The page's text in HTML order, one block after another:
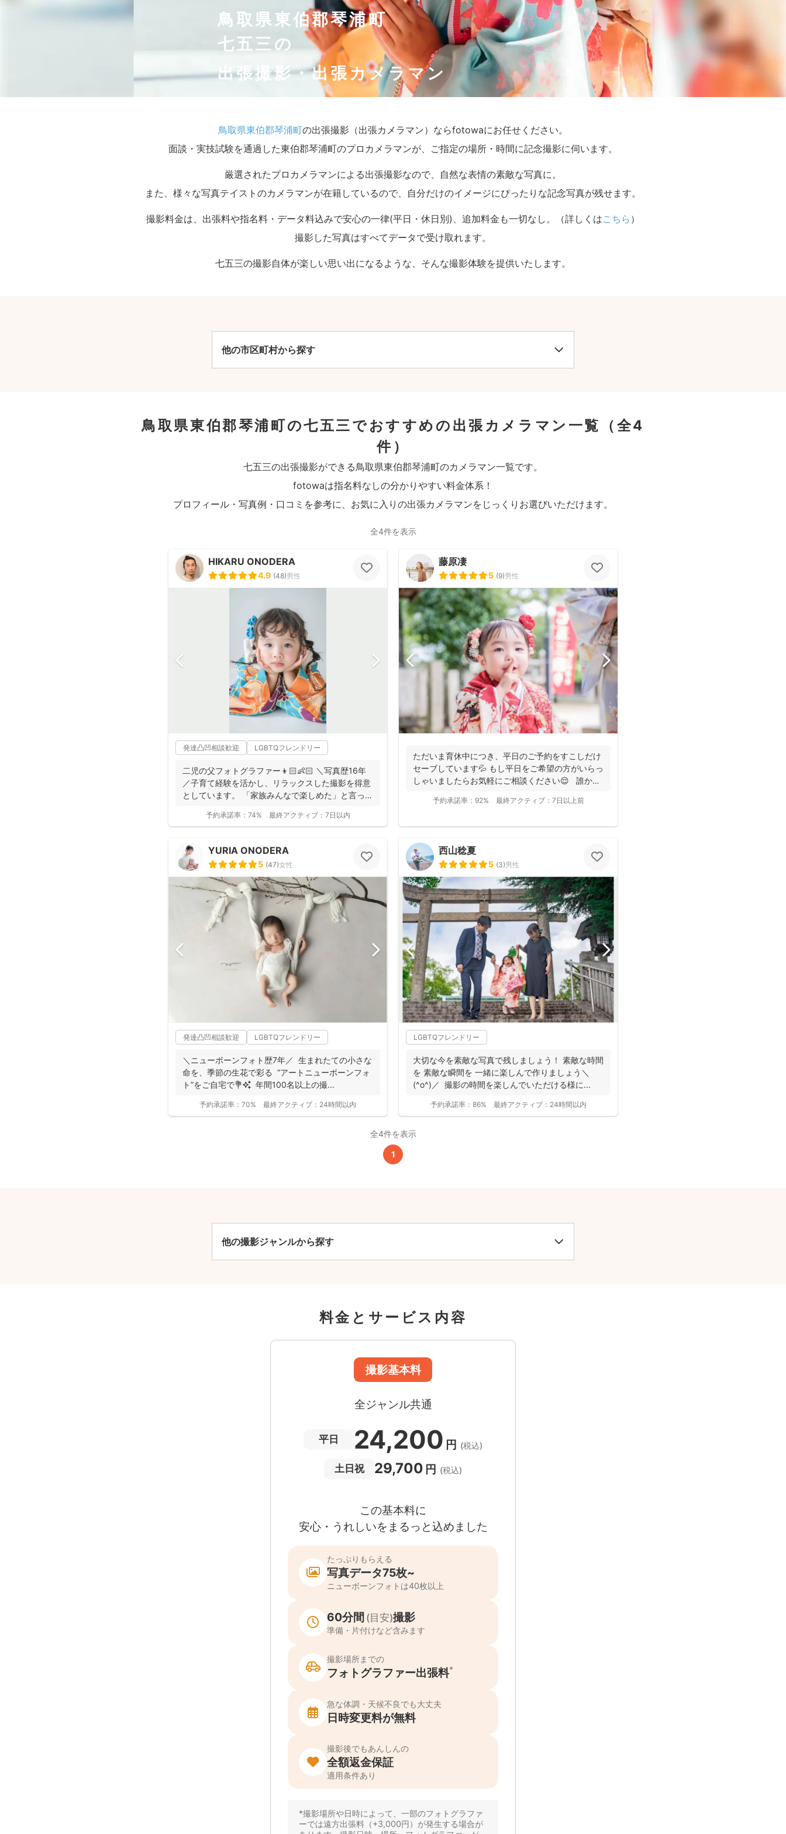
鳥取県東伯郡琴浦町
七五三の
出張撮影・出張カメラマン
鳥取県東伯郡琴浦町の出張撮影（出張カメラマン）ならfotowaにお任せください。
面談・実技試験を通過した東伯郡琴浦町のプロカメラマンが、ご指定の場所・時間に記念撮影に伺います。
厳選されたプロカメラマンによる出張撮影なので、自然な表情の素敵な写真に。
また、様々な写真テイストのカメラマンが在籍しているので、自分だけのイメージにぴったりな記念写真が残せます。
撮影料金は、出張料や指名料・データ料込みで安心の一律(平日・休日別)、追加料金も一切なし。（詳しくはこちら ）
撮影した写真はすべてデータで受け取れます。
七五三の撮影自体が楽しい思い出になるような、そんな撮影体験を提供いたします。
他の市区町村から探す
鳥取県東伯郡琴浦町の七五三でおすすめの出張カメラマン一覧
（全4
件）
七五三の出張撮影ができる鳥取県東伯郡琴浦町のカメラマン一覧です。
fotowaは指名料なしの分かりやすい料金体系！
プロフィール・写真例・口コミを参考に、お気に入りの出張カメラマンをじっくりお選びいただけます。
全4件を表示
HIKARU ONODERA
4.9 (48)男性
発達凸凹相談歓迎 LGBTQフレンドリー
二児の父フォトグラファー👦🏻👶🏻 ＼写真歴16年
／子育て経験を活かし、リラックスした撮影を得意
としています。 「家族みんなで楽しめた」と言って
予約承諾率： 74% 最終アクティブ： 7日以内
藤原凄
5 (9)男性
ただいま育休中につき、平日のご予約をすこしだけ
セーブしています💦 もし平日をご希望の方がいらっ
しゃいましたらお気軽にご相談ください😌 誰かに
予約承諾率： 92% 最終アクティブ： 7日以上前
YURIA ONODERA
5 (47)女性
発達凸凹相談歓迎 LGBTQフレンドリー
＼ニューボーンフォト歴7年／ 生まれたての小さな
命を、季節の生花で彩る “アートニューボーンフォ
ト”をご自宅で💐✨ 年間100名以上の撮...
予約承諾率： 70% 最終アクティブ： 24時間以内
西山稔夏
5 (3)男性
LGBTQフレンドリー
大切な今を素敵な写真で残しましょう！ 素敵な時間
を 素敵な瞬間を 一緒に楽しんで作りましょう＼
(^o^)／ 撮影の時間を楽しんでいただける様に...
予約承諾率： 86% 最終アクティブ： 24時間以内
全4件を表示
1
他の撮影ジャンルから探す
料金とサービス内容
(税込)
準備・片付けなど含みます
撮影場所までの
急な体調・天候不良でも大丈夫
*撮影場所や日時によって、一部のフォトグラファ
ーでは遠方出張料（+3,000円）が発生する場合が